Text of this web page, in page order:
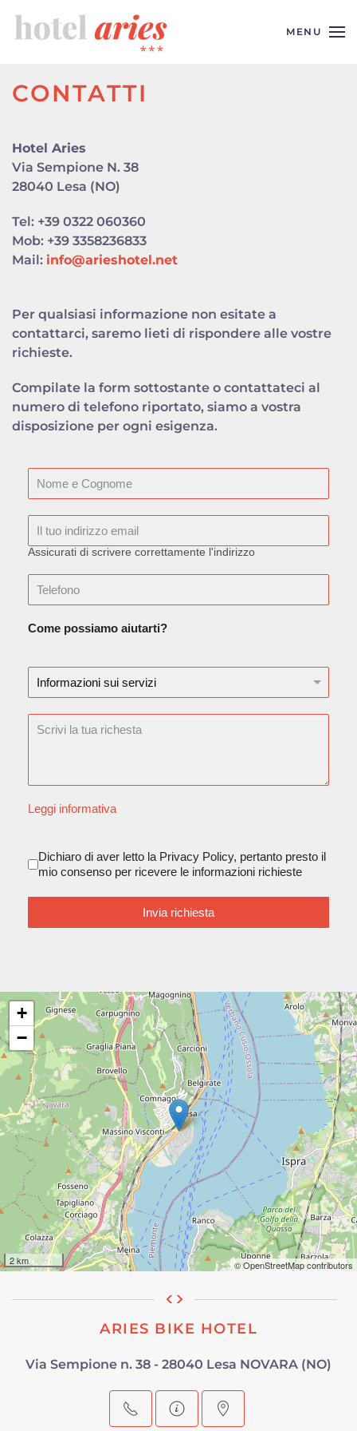
Skip to main content
MENU
CONTATTI
Hotel Aries
Via Sempione N. 38
28040 Lesa (NO)
Tel: +39 0322 060360
Mob: +39 3358236833
Mail: info@arieshotel.net
Per qualsiasi informazione non esitate a
contattarci, saremo lieti di rispondere alle vostre
richieste.
Compilate la form sottostante o contattateci al
numero di telefono riportato, siamo a vostra
disposizione per ogni esigenza.
Assicurati di scrivere correttamente l'indirizzo
Come possiamo aiutarti?
Leggi informativa
Consenso Privacy (D.Lgs 196/
Dichiaro di aver letto la Privacy Policy, pertanto presto il
mio consenso per ricevere le informazioni richieste
Invia richiesta
+
−
2 km © OpenStreetMap contributors
ARIES BIKE HOTEL
Via Sempione n. 38 - 28040 Lesa NOVARA (NO)